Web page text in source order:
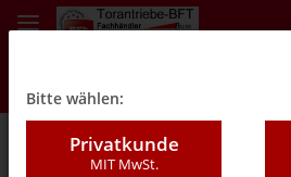
05D - Feststehende Poller
Bitte wählen:
Privatkunde
MIT MwSt.